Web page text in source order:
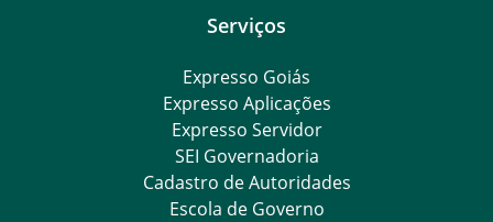
Serviços
Expresso Goiás
Expresso Aplicações
Expresso Servidor
SEI Governadoria
Cadastro de Autoridades
Escola de Governo